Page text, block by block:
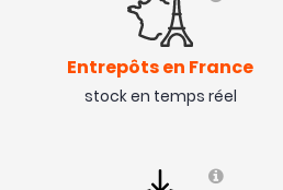
Entrepôts en France
stock en temps réel